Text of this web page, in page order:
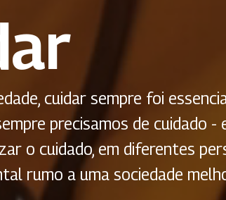
cuidar sempre foi
precisamos de cuidado -
o cuidado, em diferentes
rumo a uma sociedade